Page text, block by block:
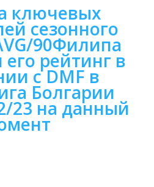
ключевых
сезонного
90Филипа
его рейтинг в
с DMF в
Болгарии
23 на данный